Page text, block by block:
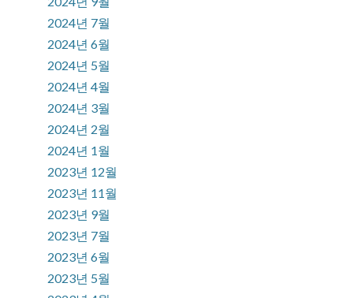
2024년 7월
2024년 6월
2024년 5월
2024년 4월
2024년 3월
2024년 2월
2024년 1월
2023년 12월
2023년 11월
2023년 9월
2023년 7월
2023년 6월
2023년 5월